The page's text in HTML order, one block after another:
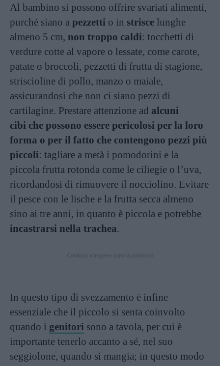
Al bambino si possono offrire svariati alimenti,
purché siano a pezzetti o in strisce lunghe
almeno 5 cm, non troppo caldi: tocchetti di
verdure cotte al vapore o lessate, come carote,
patate o broccoli, pezzetti di frutta di stagione,
striscioline di pollo, manzo o maiale,
assicurandosi che non ci siano pezzi di
cartilagine. Prestare attenzione ad alcuni
cibi che possono essere pericolosi per la loro
forma o per il fatto che contengono pezzi più
piccoli: tagliare a metà i pomodorini e la
piccola frutta rotonda come le ciliegie o l’uva,
ricordandosi di rimuovere il nocciolino. Evitare
il pesce con le lische e la frutta secca almeno
sino ai tre anni, in quanto è piccola e potrebbe
incastrarsi nella trachea.
In questo tipo di svezzamento è infine
essenziale che il piccolo si senta coinvolto
quando i genitori sono a tavola, per cui è
importante tenerlo accanto a sé, nel suo
seggiolone, quando si mangia; in questo modo